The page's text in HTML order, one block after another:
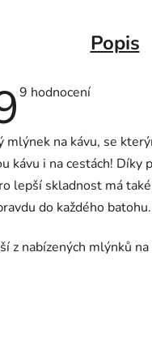
Popis
Průměrné
3,9
z
5
hvězdiček.
9 hodnocení
mlýnek na kávu, se
kávu i na cestách!
lepší skladnost má
do každého batohu.
z nabízených mlýnků na